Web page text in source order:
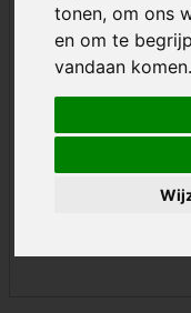
tonen, om ons
en om te
vandaan komen.